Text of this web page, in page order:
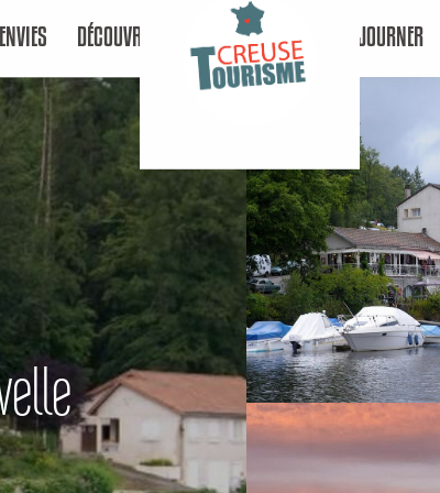
DÉCOUVRIR SÉJOURNER